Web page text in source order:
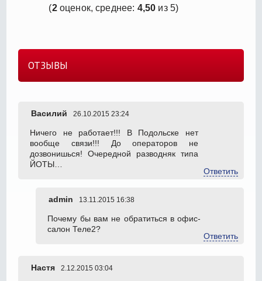
(2оценок, среднее: 4,50 из 5)
ОТЗЫВЫ
Василий 26.10.2015 23:24
Ничего не работает!!! В Подольске нет
вообще связи!!! До операторов не
дозвонишься! Очередной разводняк типа
ЙОТЫ…
Ответить
admin 13.11.2015 16:38
Почему бы вам не обратиться в офис-
салон Теле2?
Ответить
Настя 2.12.2015 03:04